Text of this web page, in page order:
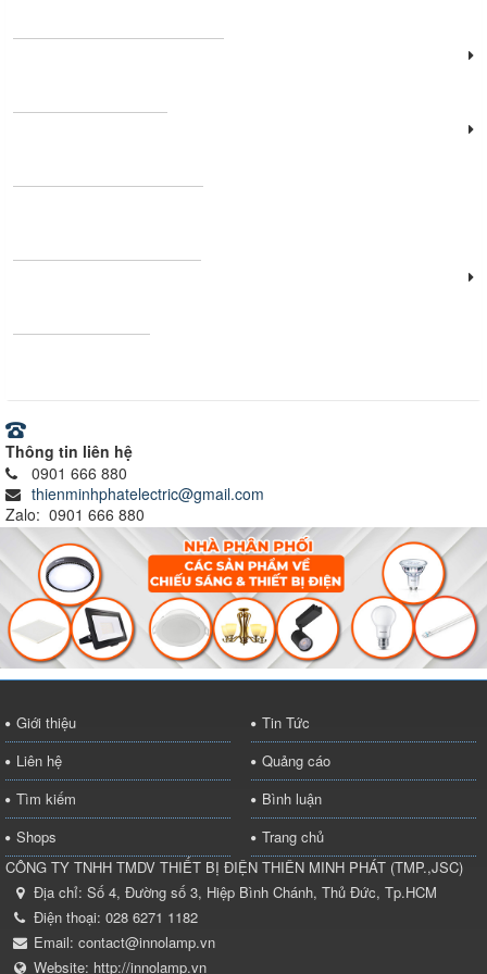
Thông tin liên hệ
0901 666 880
thienminhphatelectric@gmail.com
Zalo: 0901 666 880
Giới thiệu
Tin Tức
Liên hệ
Quảng cáo
Tìm kiếm
Bình luận
Shops
Trang chủ
CÔNG TY TNHH TMDV THIẾT BỊ ĐIỆN THIÊN MINH PHÁT (TMP.,JSC)
Địa chỉ: Số 4, Đường số 3, Hiệp Bình Chánh, Thủ Đức, Tp.HCM
Điện thoại: 028 6271 1182
Email: contact@innolamp.vn
Website: http://innolamp.vn